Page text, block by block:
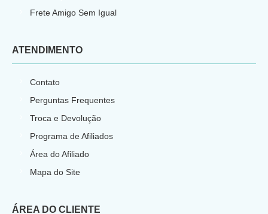
Frete Amigo Sem Igual
ATENDIMENTO
Contato
Perguntas Frequentes
Troca e Devolução
Programa de Afiliados
Área do Afiliado
Mapa do Site
ÁREA DO CLIENTE